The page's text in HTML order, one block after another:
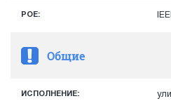
POE:
Общие
ИСПОЛНЕНИЕ: